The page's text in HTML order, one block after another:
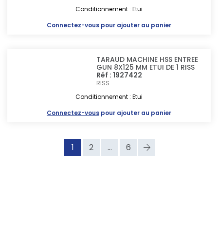
Conditionnement : Etui
Connectez-vous pour ajouter au panier
TARAUD MACHINE HSS ENTREE
GUN 8X125 MM ETUI DE 1 RISS
Réf : 1927422
RISS
Conditionnement : Etui
Connectez-vous pour ajouter au panier
1 2 ... 6